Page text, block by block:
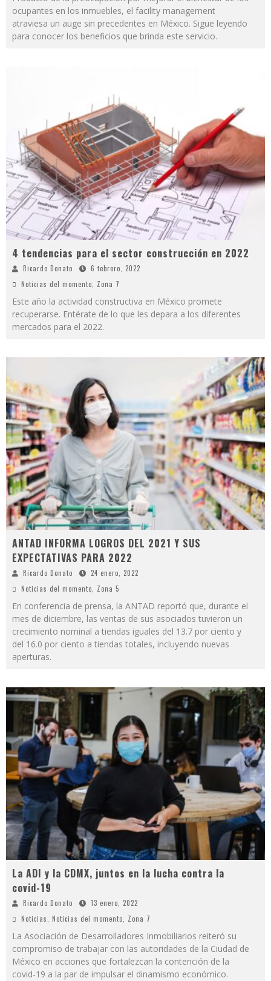
ocupantes en los inmuebles, el facility management
atraviesa un auge sin precedentes en México. Sigue leyendo
para conocer los beneficios que brinda este servicio.
4 tendencias para el sector construcción en 2022
Ricardo Donato
6 febrero, 2022
Noticias del momento
Zona 7
Este año la actividad constructiva en México promete
recuperarse. Entérate de lo que les depara a los diferentes
mercados para el 2022.
ANTAD INFORMA LOGROS DEL 2021 Y SUS
EXPECTATIVAS PARA 2022
Ricardo Donato
24 enero, 2022
Noticias del momento
Zona 5
En conferencia de prensa, la ANTAD reportó que, durante el
mes de diciembre, las ventas de sus asociados tuvieron un
crecimiento nominal a tiendas iguales del 13.7 por ciento y
del 16.0 por ciento a tiendas totales, incluyendo nuevas
aperturas.
La ADI y la CDMX, juntos en la lucha contra la
covid-19
Ricardo Donato
13 enero, 2022
Noticias, Noticias del momento, Zona 7
La Asociación de Desarrolladores Inmobiliarios reiteró su
compromiso de trabajar con las autoridades de la Ciudad de
México en acciones que fortalezcan la contención de la
covid-19 a la par de impulsar el dinamismo económico.